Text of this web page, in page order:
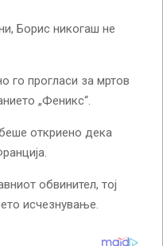
Борис никогаш не
го прогласи за мртов
„Феникс“.
откриено дека
обвинител, тој
исчезнување.